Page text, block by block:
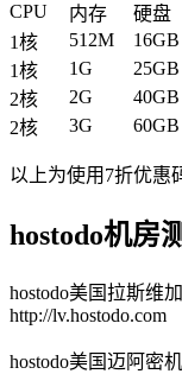
CPU 内存 硬盘
1核
512M
1核
1G
2核
2G
2核
3G
以上为使用7折优惠
hostodo机房
hostodo美国拉斯维
http://lv.hostodo.com
hostodo美国迈阿密